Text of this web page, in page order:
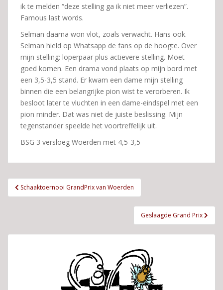
ik te melden “deze stelling ga ik niet meer verliezen”.
Famous last words.
Selman daarna won vlot, zoals verwacht. Hans ook.
Selman hield op Whatsapp de fans op de hoogte. Over
mijn stelling: loperpaar plus actievere stelling. Moet
goed komen. Een drama vond plaats op mijn bord met
een 3,5-3,5 stand. Er kwam een dame mijn stelling
binnen die een belangrijke pion wist te verorberen. Ik
besloot later te vluchten in een dame-eindspel met een
pion minder. Dat was niet de juiste beslissing. Mijn
tegenstander speelde het voortreffelijk uit.
BSG 3 versloeg Woerden met 4,5-3,5
Bericht
navigatie
Schaaktoernooi GrandPrix van Woerden
Geslaagde Grand Prix